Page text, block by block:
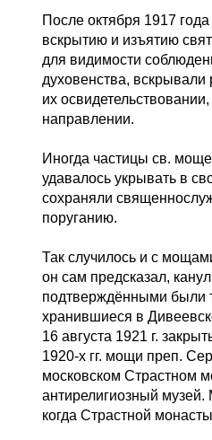
После октября 1917
вскрытию и изъятию
для видимости
духовенства,
их
направлении.
Иногда частицы св.
удавалось укрывать в
сохраняли
поруганию.
Так случилось и с
он сам предсказал,
подтверждёнными были
хранившиеся в
16 августа 1921 г.
1920-х гг. мощи преп.
московском Страстном
антирелигиозный
когда Страстной